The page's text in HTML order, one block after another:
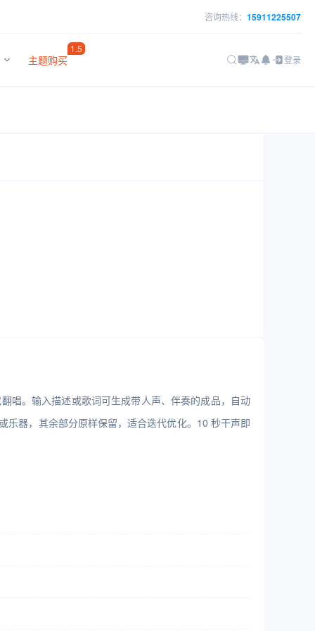
咨询热线： 15911225507
主题购买
1.5
登录
唱。输入描述或歌词可生成带人声、伴奏的成品，自动
乐器，其余部分原样保留，适合迭代优化。10 秒干声即